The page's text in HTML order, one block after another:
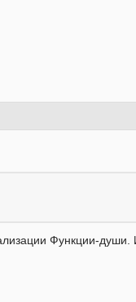
Функции-души.